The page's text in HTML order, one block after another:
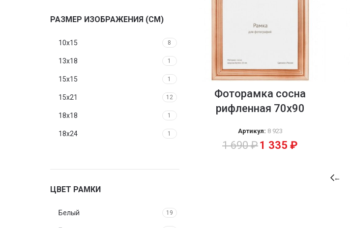
РАЗМЕР ИЗОБРАЖЕНИЯ (СМ)
10x15 8
13x18 1
15x15 1
15x21 12
18x18 1
18x24 1
20x25 1
21x30
1
1
ЦВЕТ РАМКИ
Белый 19
Фоторамка сосна
рифленная 70х90
Артикул: 8 923
1 690₽1 335₽
←